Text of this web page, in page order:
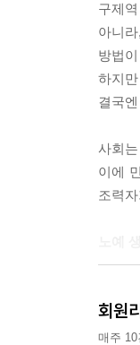
기의
의 전
위빠
을 의
상을
비구
구제
아니
방법
하지
결국
사회
이에
조력
명상,
명상
회원
매주